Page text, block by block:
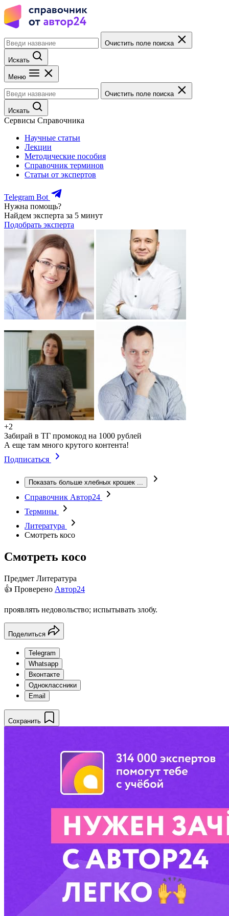
Очистить поле поиска
Искать
Меню
Очистить поле поиска
Искать
Сервисы Справочника
Научные статьи
Лекции
Методические пособия
Справочник терминов
Статьи от экспертов
Telegram Bot
Нужна помощь?
Найдем эксперта за 5 минут
Подобрать эксперта
+2
Забирай в ТГ промокод на 1000 рублей
А еще там много крутого контента!
Подписаться
Показать больше хлебных крошек ...
Справочник Автор24
Термины
Литература
Смотреть косо
Смотреть косо
Предмет Литература
👍 Проверено Автор24
проявлять недовольство; испытывать злобу.
Поделиться
Telegram
Whatsapp
Вконтакте
Одноклассники
Email
Сохранить